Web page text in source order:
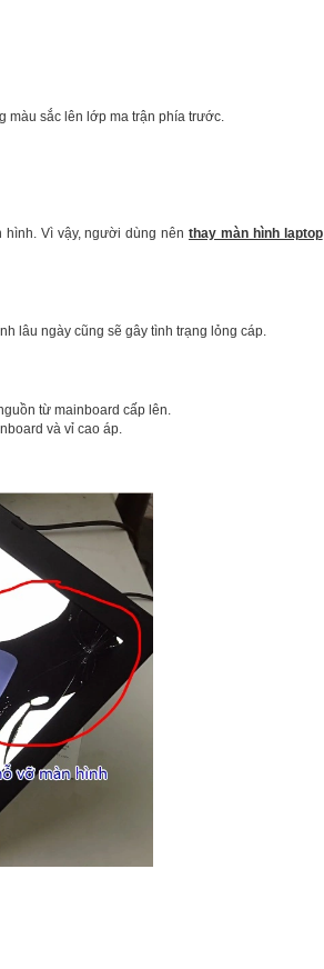
màu sắc lên lớp ma trận phía trước.
Vì vậy, người dùng nên thay màn hình laptop
lâu ngày cũng sẽ gây tình trạng lỏng cáp.
từ mainboard cấp lên.
và vỉ cao áp.